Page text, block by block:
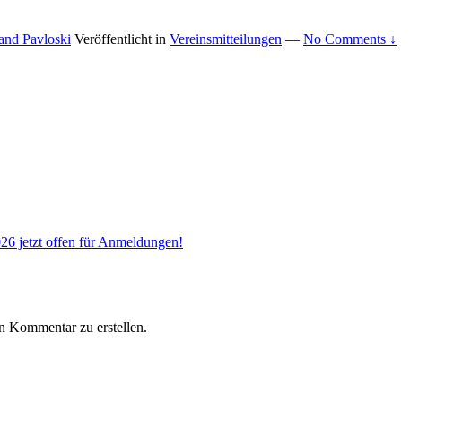
Pavloski Veröffentlicht in Vereinsmitteilungen — No Comments ↓
jetzt offen für Anmeldungen!
Kommentar zu erstellen.